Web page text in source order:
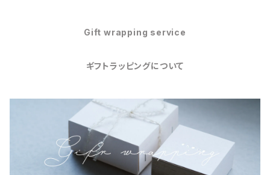
Gift wrapping service
ギフトラッピングについて